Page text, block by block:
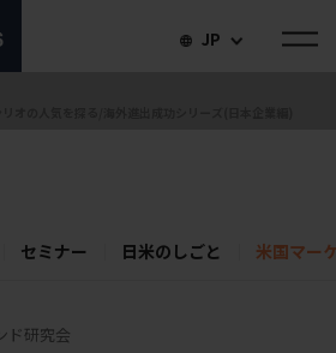
JP
セミナー 日米のしごと 米国マー
ド研究会